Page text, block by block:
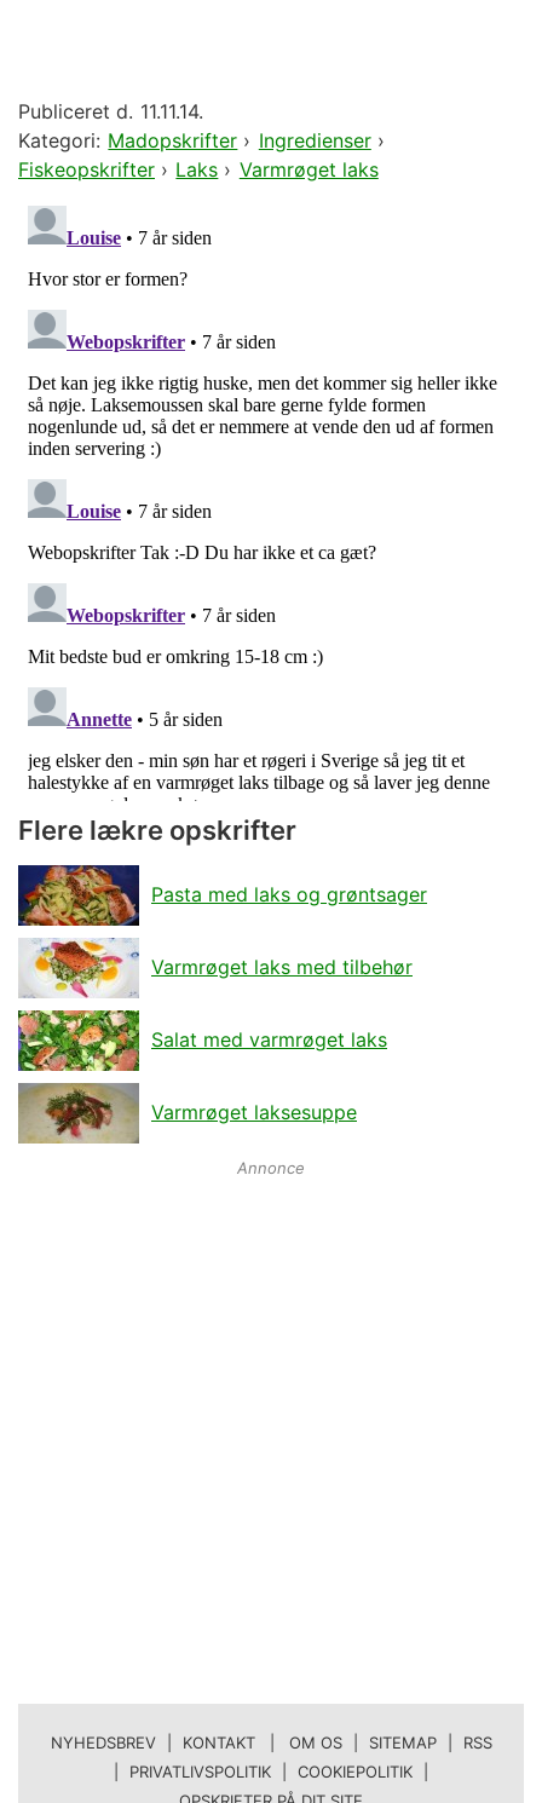
Publiceret d. 11.11.14.
Kategori: Madopskrifter › Ingredienser›
Fiskeopskrifter › Laks › Varmrøget laks
Flere lækre opskrifter
Pasta med laks og grøntsager
Varmrøget laks med tilbehør
Salat med varmrøget laks
Varmrøget laksesuppe
Annonce
NYHEDSBREV KONTAKT | OM OS SITEMAP
RSS
PRIVATLIVSPOLITIK COOKIEPOLITIK